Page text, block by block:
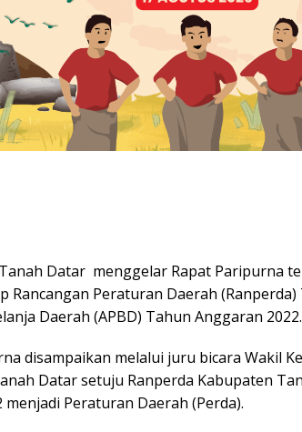
Datar menggelar Rapat Paripurna
Rancangan Peraturan Daerah
Daerah (APBD) Tahun Anggaran 2022.
disampaikan melalui juru bicara Wakil
Datar setuju Ranperda Kabupaten
menjadi Peraturan Daerah (Perda).